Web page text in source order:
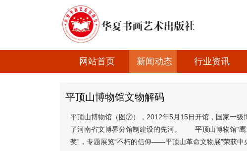
网站首页 新闻动态 行业资讯
平顶山博物馆文物解码
平顶山博物馆（图⑦），2012年5月15日开馆，国家一级
了河南省文博界分馆制建设的先河。 平顶山博物馆“鹰
奖”，专题展览“不朽的信仰——平顶山革命文物展”荣获中